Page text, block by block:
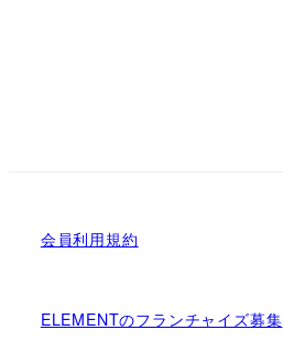
会員利用規約
ELEMENTのフランチャイズ募集